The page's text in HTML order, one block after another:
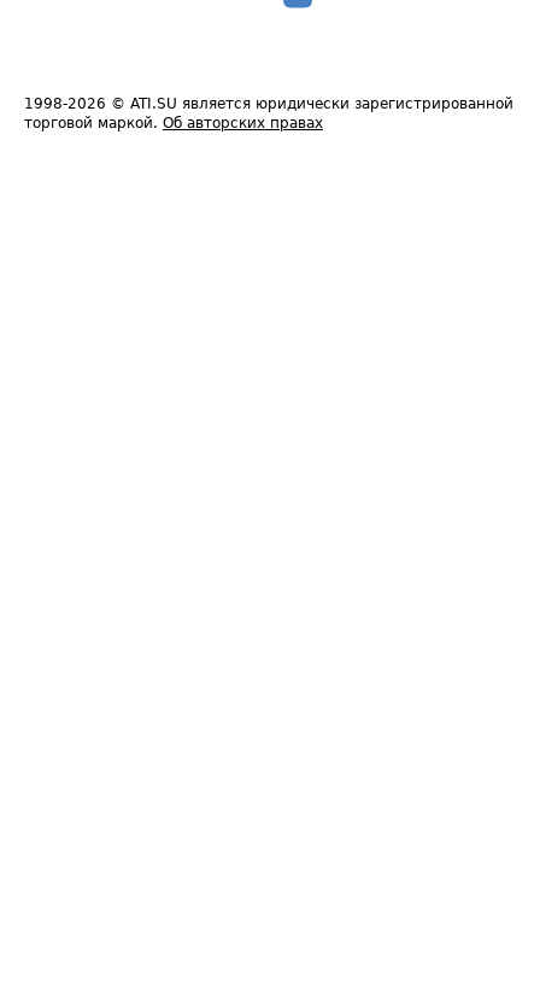
1998-2026 © ATI.SU является юридически зарегистрированной
торговой маркой. Об авторских правах